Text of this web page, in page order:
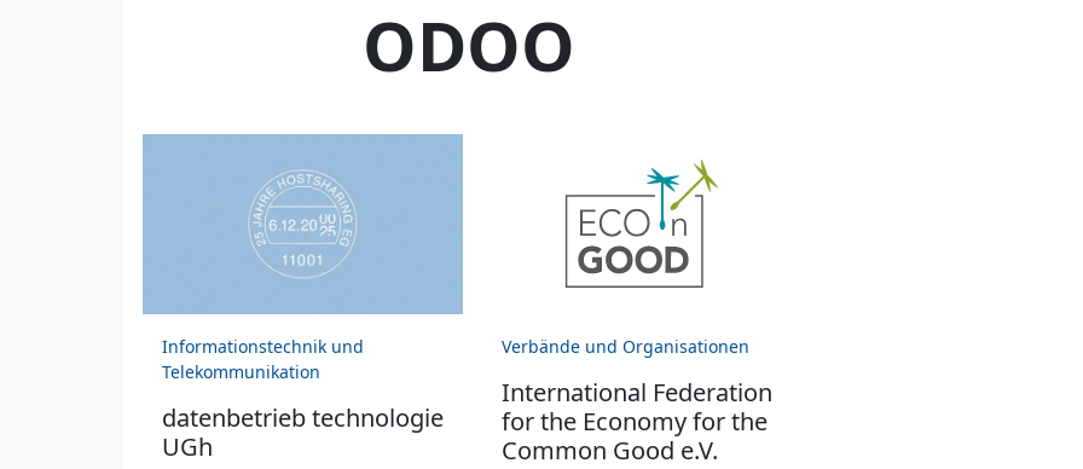
ODOO
Informationstechnik und
Telekommunikation
datenbetrieb technologie
UGh
Verbände und Organisationen
International Federation
for the Economy for the
Common Good e.V.